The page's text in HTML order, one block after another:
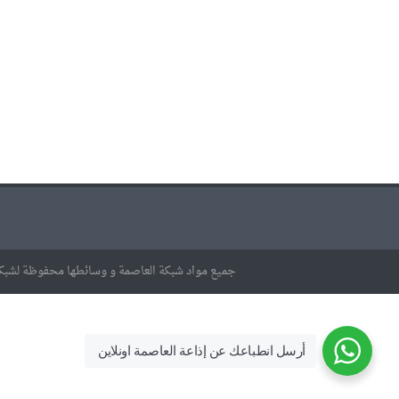
جميع مواد شبكة العاصمة و وسائطها محفوظة
أرسل انطباعك عن إذاعة العاصمة اونلاين